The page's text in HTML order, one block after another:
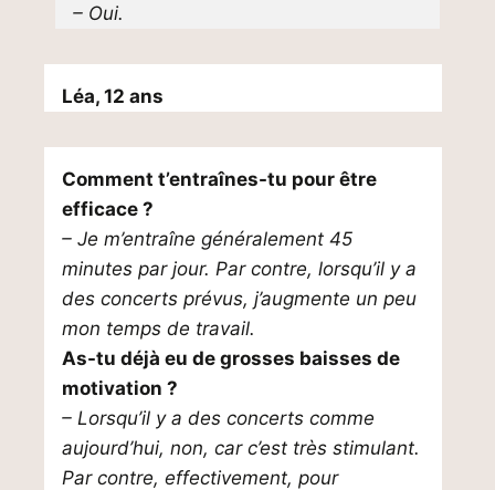
– Oui.
Léa, 12 ans
Comment t’entraînes-tu pour être
efficace ?
– Je m’entraîne généralement 45
minutes par jour. Par contre, lorsqu’il y a
des concerts prévus, j’augmente un peu
mon temps de travail.
As-tu déjà eu de grosses baisses de
motivation ?
– Lorsqu’il y a des concerts comme
aujourd’hui, non, car c’est très stimulant.
Par contre, effectivement, pour